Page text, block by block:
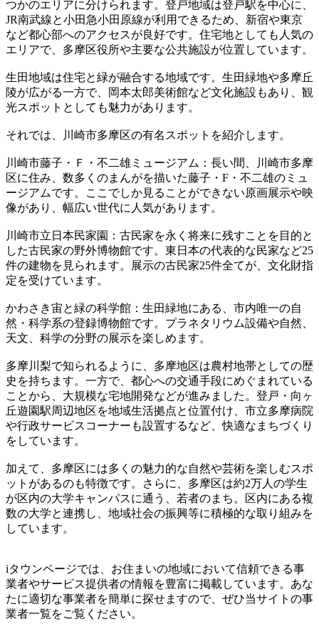
つかのエリアに分けられます。登戸地域は登戸駅を中心に、
JR南武線と小田急小田原線が利用できるため、新宿や東京
など都心部へのアクセスが良好です。住宅地としても人気の
エリアで、多摩区役所や主要な公共施設が位置しています。
生田地域は住宅と緑が融合する地域です。生田緑地や多摩丘
陵が広がる一方で、岡本太郎美術館など文化施設もあり、観
光スポットとしても魅力があります。
それでは、川崎市多摩区の有名スポットを紹介します。
川崎市藤子・Ｆ・不二雄ミュージアム：長い間、川崎市多摩
区に住み、数多くのまんがを描いた藤子・F・不二雄のミュ
ージアムです。ここでしか見ることができない原画展示や映
像があり、幅広い世代に人気があります。
川崎市立日本民家園：古民家を永く将来に残すことを目的と
した古民家の野外博物館です。東日本の代表的な民家など25
件の建物を見られます。展示の古民家25件全てが、文化財指
定を受けています。
かわさき宙と緑の科学館：生田緑地にある、市内唯一の自
然・科学系の登録博物館です。プラネタリウム設備や自然、
天文、科学の分野の展示を楽しめます。
多摩川梨で知られるように、多摩地区は農村地帯としての歴
史を持ちます。一方で、都心への交通手段にめぐまれている
ことから、大規模な宅地開発などが進みました。登戸・向ヶ
丘遊園駅周辺地区を地域生活拠点と位置付け、市立多摩病院
や行政サービスコーナーも設置するなど、快適なまちづくり
をしています。
加えて、多摩区には多くの魅力的な自然や芸術を楽しむスポ
ットがあるのも特徴です。さらに、多摩区は約2万人の学生
が区内の大学キャンパスに通う、若者のまち。区内にある複
数の大学と連携し、地域社会の振興等に積極的な取り組みを
しています。
iタウンページでは、お住まいの地域において信頼できる事
業者やサービス提供者の情報を豊富に掲載しています。あな
たに適切な事業者を簡単に探せますので、ぜひ当サイトの事
業者一覧をご覧ください。